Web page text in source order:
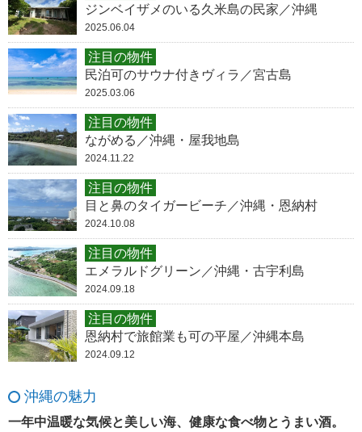
ジンベイザメのいる久米島の民家／沖縄
2025.06.04
注目の物件
民泊可のサウナ付きヴィラ／宮古島
2025.03.06
注目の物件
ながめる／沖縄・屋我地島
2024.11.22
注目の物件
目と鼻のタイガービーチ／沖縄・恩納村
2024.10.08
注目の物件
エメラルドグリーン／沖縄・古宇利島
2024.09.18
注目の物件
恩納村で旅館業も可の平屋／沖縄本島
2024.09.12
沖縄の魅力
一年中温暖な気候と美しい海、健康な食べ物とうまい酒。